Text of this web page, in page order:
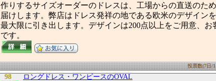
作りするサイズオーダーのドレスは、工場からの直送のた
届けします。弊店はドレス発祥の地である欧米のデザイン
最大限に引き出します。デザインは200点以上をご用意、
です。
投票数(7日/
98 ロングドレス・ワンピースのOVAL